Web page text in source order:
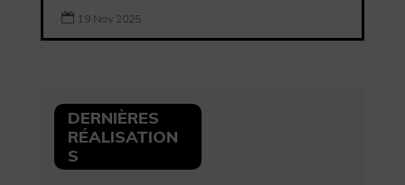
 19 Nov 2025
DERNIÈRES
RÉALISATION
S